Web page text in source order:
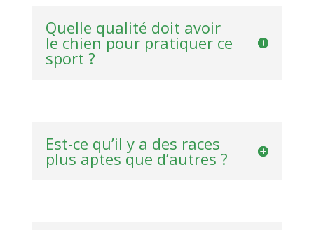
Quelle qualité doit avoir
le chien pour pratiquer ce
sport ?
Est-ce qu’il y a des races
plus aptes que d’autres ?